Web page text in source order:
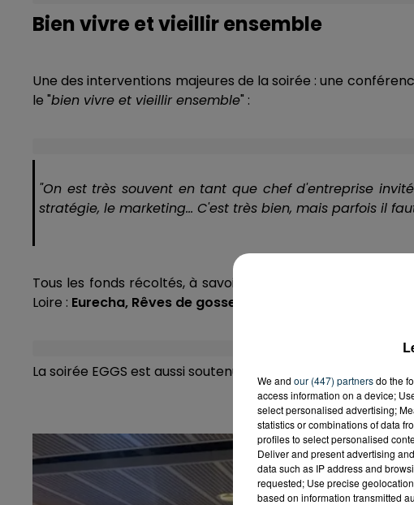
Bien vivre et vieillir ensemble
Une des interventions majeures de la soirée : une
le "bien vivre et vieillir ensemble" :
"On est très souvent en tant que chef d'entreprise
stratégie, le marketing… C'est très bien, mais parfois il
Tous les fonds récoltés, à savoir les places vendues,
Loire : Eurecha, Rêves de gosse et Aimcp Loire
La soirée EGGS est aussi soutenue par la fondation
We and our (447) partnersdo the
access information on a device;
select personalised advertising;
statistics or combinations of data
profiles to select personalised
Deliver and present advertising
data such as IP address and
requested; Use precise
based on information transmitted